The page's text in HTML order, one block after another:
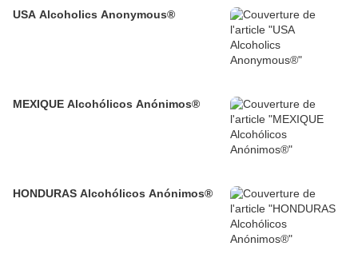
USA Alcoholics Anonymous®
MEXIQUE Alcohólicos Anónimos®
HONDURAS Alcohólicos Anónimos®